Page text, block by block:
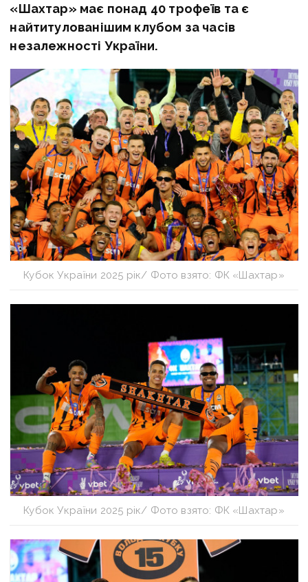
«Шахтар» має понад 40 трофеїв та є
найтитулованішим клубом за часів
незалежності України.
Кубок України 2025 рік/ Фото взято: ФК «Шахтар»
Кубок України 2025 рік/ Фото взято: ФК «Шахтар»